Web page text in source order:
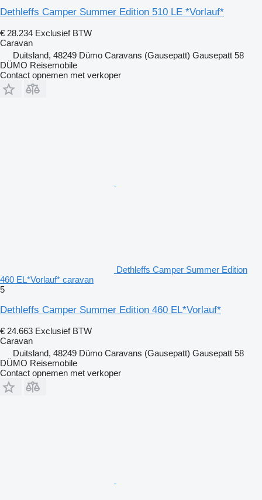
Dethleffs Camper Summer Edition 510 LE *Vorlauf*
€ 28.234 Exclusief BTW
Caravan
Duitsland, 48249 Dümo Caravans (Gausepatt) Gausepatt 58
DÜMO Reisemobile
Contact opnemen met verkoper
Dethleffs Camper Summer Edition
460 EL*Vorlauf* caravan
5
Dethleffs Camper Summer Edition 460 EL*Vorlauf*
€ 24.663 Exclusief BTW
Caravan
Duitsland, 48249 Dümo Caravans (Gausepatt) Gausepatt 58
DÜMO Reisemobile
Contact opnemen met verkoper